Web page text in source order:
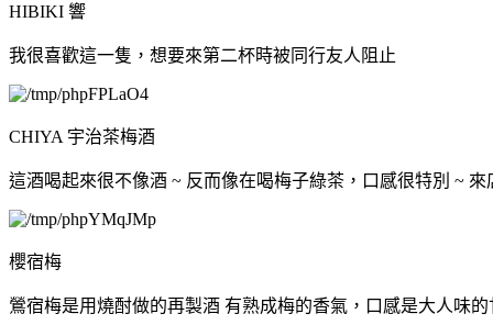
HIBIKI 響
我很喜歡這一隻，想要來第二杯時被同行友人阻止
CHIYA 宇治茶梅酒
這酒喝起來很不像酒 ~ 反而像在喝梅子綠茶，口感很特別 ~
櫻宿梅
鶯宿梅是用燒酎做的再製酒 有熟成梅的香氣，口感是大人味的